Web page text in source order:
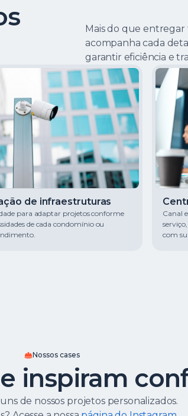
Mais do que
acompanha cada
garantir eficiência e
de infraestruturas
para adaptar projetos conforme
de cada condomínio ou
Canal
com
Nossos cases
inspiram
de nossos projetos personalizados.